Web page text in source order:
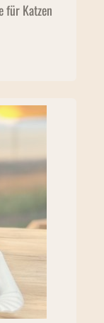
für Katzen